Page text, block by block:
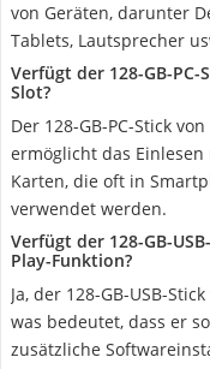
von Geräten, darunter
Tablets, Lautsprecher
Verfügt der 128-GB-
Slot?
Der 128-GB-PC-Stick
ermöglicht das
Karten, die oft in
verwendet werden.
Verfügt der 128-GB-
Play-Funktion?
Ja, der 128-GB-USB-
was bedeutet, dass er
zusätzliche